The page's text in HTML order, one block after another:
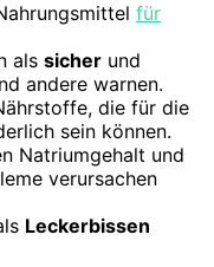
für
als sicher und
andere warnen.
die für die
sein können.
Natriumgehalt und
verursachen
Leckerbissen